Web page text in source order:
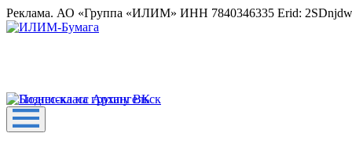
Реклама. АО «Группа «ИЛИМ» ИНН 7840346335 Erid: